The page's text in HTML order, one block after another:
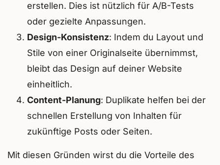
erstellen. Dies ist nützlich für A/B-Tests
oder gezielte Anpassungen.
Design-Konsistenz: Indem du Layout und
Stile von einer Originalseite übernimmst,
bleibt das Design auf deiner Website
einheitlich.
Content-Planung: Duplikate helfen bei der
schnellen Erstellung von Inhalten für
zukünftige Posts oder Seiten.
Mit diesen Gründen wirst du die Vorteile des